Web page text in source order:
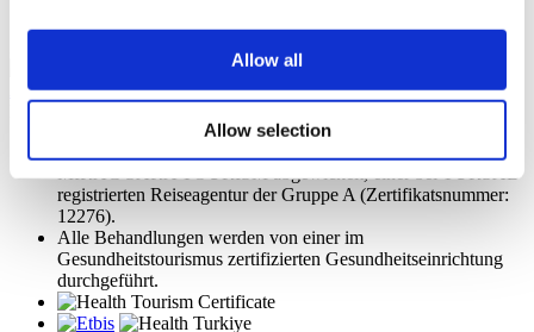
Allow all
Allow selection
Angebot einholen
registrierten Reiseagentur der Gruppe A (Zertifikatsnummer:
12276).
Alle Behandlungen werden von einer im
Gesundheitstourismus zertifizierten Gesundheitseinrichtung
durchgeführt.